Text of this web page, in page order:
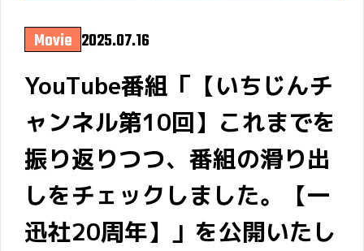
Movie 2025.07.16
YouTube番組「【いちじんチ
ャンネル第10回】これまでを
振り返りつつ、番組の滑り出
しをチェックしました。【一
迅社20周年】」を公開いたし